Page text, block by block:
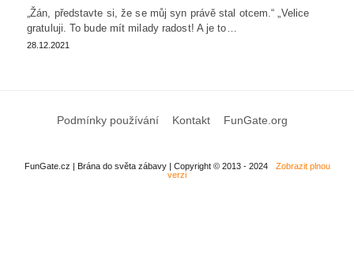
„Žán, představte si, že se můj syn právě stal otcem.“ „Velice
gratuluji. To bude mít milady radost! A je to…
28.12.2021
Podmínky používání Kontakt FunGate.org
FunGate.cz | Brána do světa zábavy | Copyright © 2013 - 2024
Zobrazit plnou
verzi